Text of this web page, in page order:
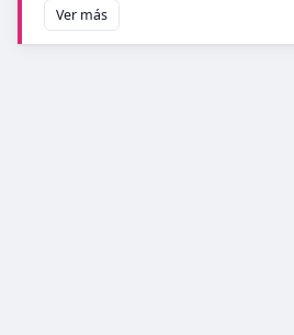
Ver más